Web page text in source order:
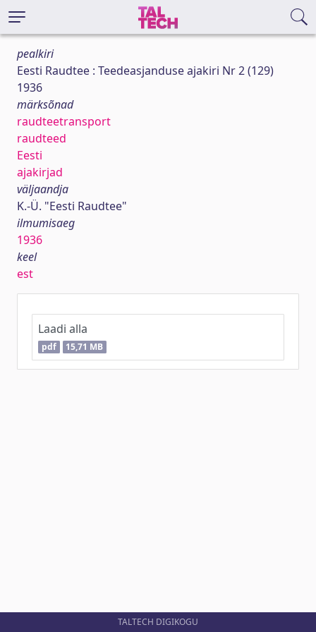
pealkiri
Eesti Raudtee : Teedeasjanduse ajakiri Nr 2 (129)
1936
märksõnad
raudteetransport
raudteed
Eesti
ajakirjad
väljaandja
K.-Ü. "Eesti Raudtee"
ilmumisaeg
1936
keel
est
Laadi alla
pdf 15,71 MB
TALTECH DIGIKOGU